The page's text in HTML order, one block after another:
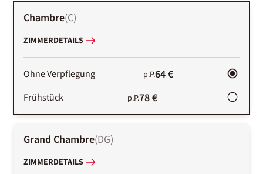
Chambre(C)
ZIMMERDETAILS
Ohne Verpflegung p.P.64 €
Frühstück p.P.78 €
Grand Chambre(DG)
ZIMMERDETAILS